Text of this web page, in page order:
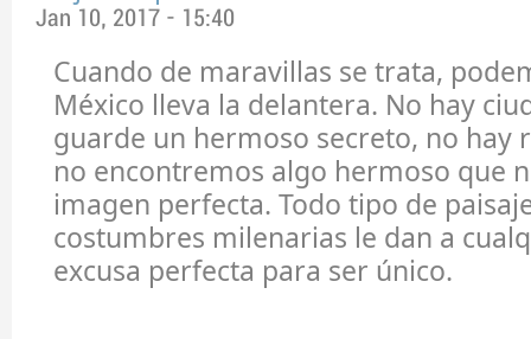
Jan 10, 2017 - 15:40
Cuando de maravillas se trata,
México lleva la delantera. No hay
guarde un hermoso secreto, no hay
no encontremos algo hermoso que
imagen perfecta. Todo tipo de
costumbres milenarias le dan a
excusa perfecta para ser único.